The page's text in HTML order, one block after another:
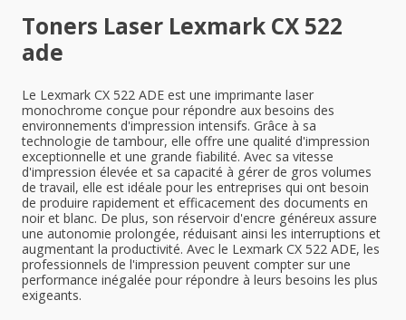
Toners Laser Lexmark CX 522
ade
Le Lexmark CX 522 ADE est une imprimante laser
monochrome conçue pour répondre aux besoins des
environnements d'impression intensifs. Grâce à sa
technologie de tambour, elle offre une qualité d'impression
exceptionnelle et une grande fiabilité. Avec sa vitesse
d'impression élevée et sa capacité à gérer de gros volumes
de travail, elle est idéale pour les entreprises qui ont besoin
de produire rapidement et efficacement des documents en
noir et blanc. De plus, son réservoir d'encre généreux assure
une autonomie prolongée, réduisant ainsi les interruptions et
augmentant la productivité. Avec le Lexmark CX 522 ADE, les
professionnels de l'impression peuvent compter sur une
performance inégalée pour répondre à leurs besoins les plus
exigeants.